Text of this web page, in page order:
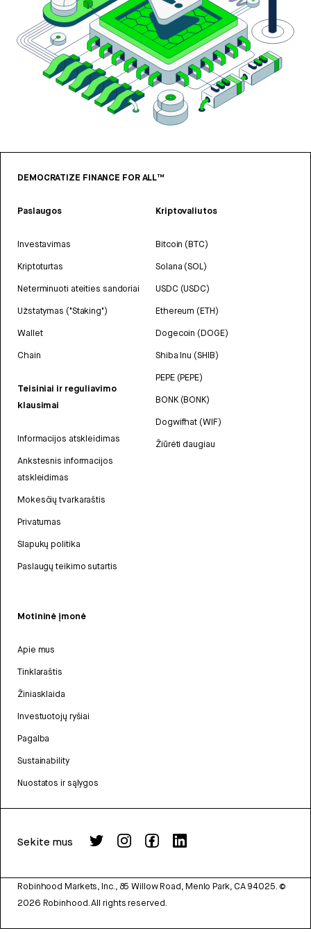
DEMOCRATIZE FINANCE FOR ALL™
Paslaugos
Investavimas
Kriptoturtas
Neterminuoti ateities sandoriai
Užstatymas ("Staking")
Wallet
Chain
Teisiniai ir reguliavimo
klausimai
Informacijos atskleidimas
Ankstesnis informacijos
atskleidimas
Mokesčių tvarkaraštis
Privatumas
Slapukų politika
Paslaugų teikimo sutartis
Kriptovaliutos
Bitcoin (BTC)
Solana (SOL)
USDC (USDC)
Ethereum (ETH)
Dogecoin (DOGE)
Shiba Inu (SHIB)
PEPE (PEPE)
BONK (BONK)
Dogwifhat (WIF)
Žiūrėti daugiau
Motininė įmonė
Apie mus
Tinklaraštis
Žiniasklaida
Investuotojų ryšiai
Pagalba
Sustainability
Nuostatos ir sąlygos
Sekite mus
Robinhood Markets, Inc., 85 Willow Road, Menlo Park, CA 94025. ©
2026 Robinhood. All rights reserved.